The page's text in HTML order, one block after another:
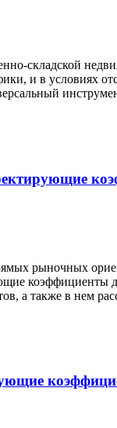
складской
и в условиях
рыночных
а также в нем